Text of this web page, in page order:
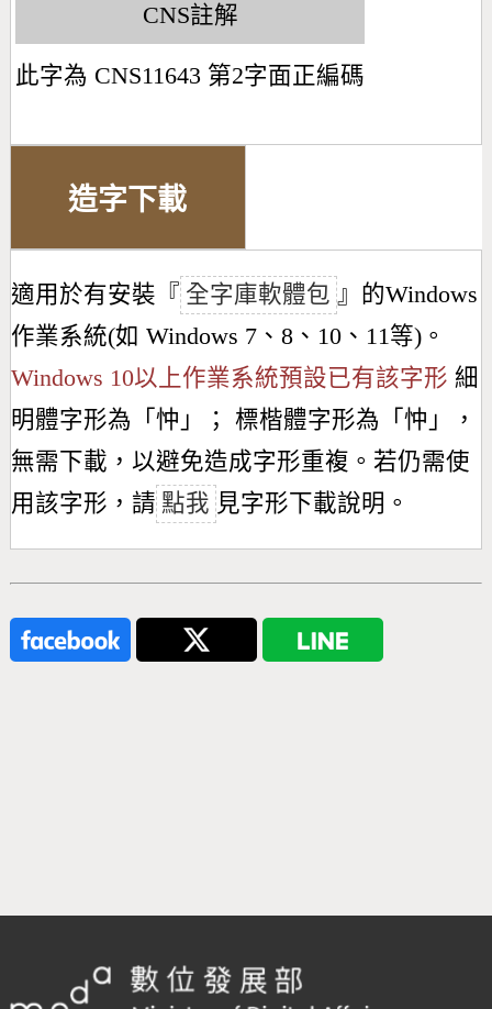
CNS註解
此字為 CNS11643 第2字面正編碼
造字下載
適用於有安裝『 全字庫軟體包 』的Windows
作業系統(如 Windows 7、8、10、11等)。
Windows 10以上作業系統預設已有該字形 細
明體字形為「 忡 」； 標楷體字形為「 忡 」，
無需下載，以避免造成字形重複。若仍需使
用該字形，請 點我 見字形下載說明。